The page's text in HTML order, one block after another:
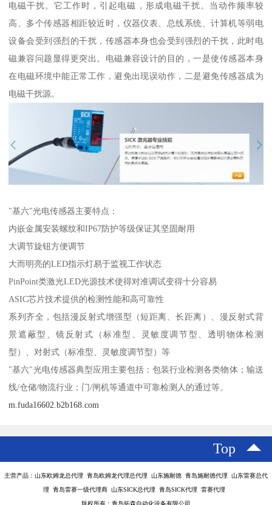
电磁干扰。它工作时，引起电磁，形成电磁干扰。当动作频率较
高、多个传感器相距较近时，仪器仪表、总线系统、计算机等弱电
设备会受到强烈的干扰，传感器本身也会受到强烈的干扰，此时电
磁兼容问题显得更突出。电磁兼容设计的目的，一是使传感器本身
在电磁环境中能正常工作，避免出现误动作，二是避免传感器成为
电磁干扰源。
"基六"光电传感器主要特点：
内嵌金属安装螺纹和IP67防护等级保证其坚固耐用
大调节旋钮方便调节
大而明亮的LED指示灯易于监视工作状态
PinPoint类激光LED光源技术使得对准调试变得十分容易
ASIC芯片技术提供的检测性能和高可靠性
系列齐全，包括漫反射式增强型（短距离、长距离）、漫反射式背
景遮蔽型、镜反射式（标准型、灵敏度调节型、透明物体检测
型）、对射式（标准型、灵敏度调节型）等
"基六"光电传感器典型应用主要包括：包装行业检测各类物体；输送
线/仓储/物流行业；门/闸机等通道中可靠检测人的通过等。
m.fuda16602.b2b168.com
Top
主营产品：山东欧姆龙总代理 青岛欧姆龙代理总代理 山东施耐德 青岛施耐德代理 山东雷赛总代
理 青岛雷赛一级代理商 山东SICK总代理 青岛SICK代理 雷赛代理
版权所有：青岛拓森自动化设备有限公司